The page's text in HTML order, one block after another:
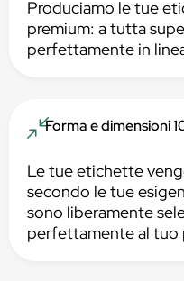
Produciamo le tue
premium: a tutta
perfettamente in
Forma e dimensioni
Le tue etichette
secondo le tue
sono liberamente
perfettamente al tuo